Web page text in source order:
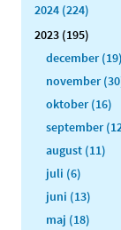
2024 (224)
2023 (195)
december (19)
november
oktober (16)
september
august (11)
juli (6)
juni (13)
maj (18)